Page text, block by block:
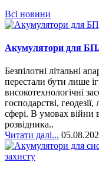
Всі новини
Акумулятори для
Безпілотні літальні
перестали бути лише
високотехнологічні
господарстві,
сфері. В умовах війни
розвідника..
Читати далі...